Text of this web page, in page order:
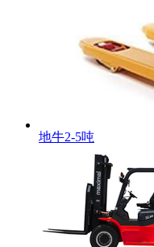
地牛2-5吨